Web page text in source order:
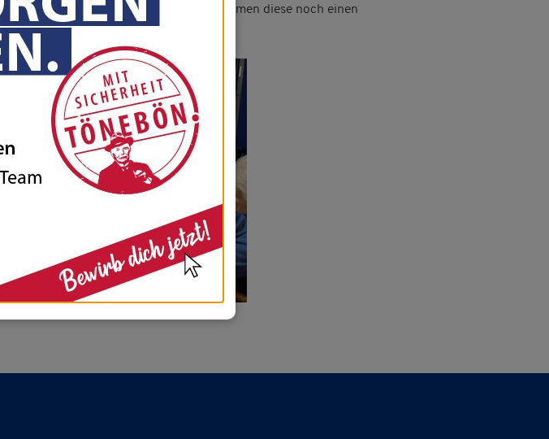
im April gewinnen konnten. Hier bekommen diese noch einen